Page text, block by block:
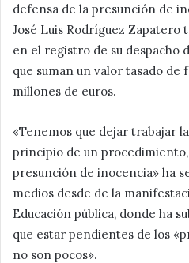
defensa de la presunción de
José Luis Rodríguez Zapatero
en el registro de su despacho
que suman un valor tasado de
millones de euros.
«Tenemos que dejar trabajar
principio de un
presunción de inocencia» ha
medios desde de la
Educación pública, donde ha
que estar pendientes de los
no son pocos».